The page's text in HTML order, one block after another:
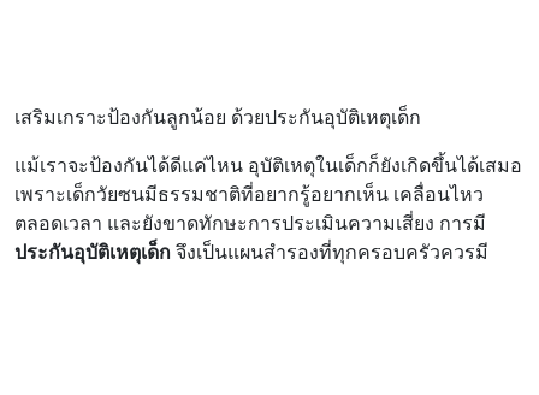
เสริมเกราะป้องกันลูกน้อย ด้วยประกันอุบัติเหตุเด็ก
แม้เราจะป้องกันได้ดีแค่ไหน อุบัติเหตุในเด็กก็ยังเกิดขึ้นได้เสมอ
เพราะเด็กวัยซนมีธรรมชาติที่อยากรู้อยากเห็น เคลื่อนไหว
ตลอดเวลา และยังขาดทักษะการประเมินความเสี่ยง การมี
ประกันอุบัติเหตุเด็ก จึงเป็นแผนสำรองที่ทุกครอบครัวควรมี